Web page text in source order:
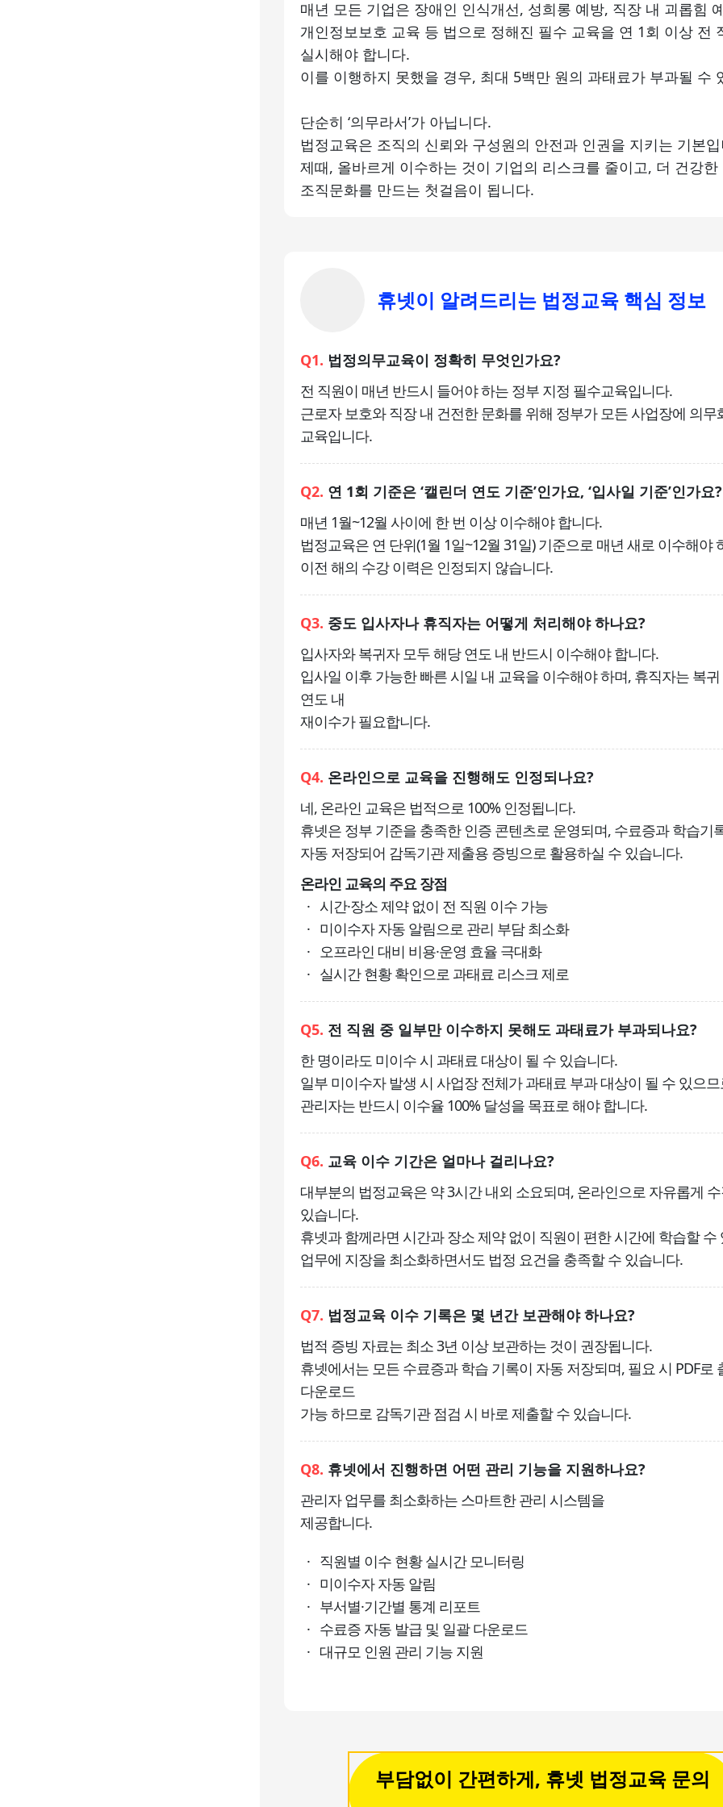
매년 모든 기업은 장애인 인식개선, 성희롱 예방, 직장 내 괴롭힘
개인정보보호 교육 등 법으로 정해진 필수 교육을 연 1회 이상 전
실시해야 합니다.
이를 이행하지 못했을 경우, 최대 5백만 원의 과태료가 부과될 수
단순히 ‘의무라서’가 아닙니다.
법정교육은 조직의 신뢰와 구성원의 안전과 인권을 지키는 기본
제때, 올바르게 이수하는 것이 기업의 리스크를 줄이고, 더 건강한
조직문화를 만드는 첫걸음이 됩니다.
휴넷이 알려드리는 법정교육 핵심 정보
Q1. 법정의무교육이 정확히 무엇인가요?
전 직원이 매년 반드시 들어야 하는 정부 지정 필수교육입니다.
근로자 보호와 직장 내 건전한 문화를 위해 정부가 모든 사업장에 의무
교육입니다.
Q2. 연 1회 기준은 ‘캘린더 연도 기준’인가요, ‘입사일 기준’인가요?
매년 1월~12월 사이에 한 번 이상 이수해야 합니다.
법정교육은 연 단위(1월 1일~12월 31일) 기준으로 매년 새로 이수해야
이전 해의 수강 이력은 인정되지 않습니다.
Q3. 중도 입사자나 휴직자는 어떻게 처리해야 하나요?
입사자와 복귀자 모두 해당 연도 내 반드시 이수해야 합니다.
입사일 이후 가능한 빠른 시일 내 교육을 이수해야 하며, 휴직자는 복
연도 내
재이수가 필요합니다.
Q4. 온라인으로 교육을 진행해도 인정되나요?
네, 온라인 교육은 법적으로 100% 인정됩니다.
휴넷은 정부 기준을 충족한 인증 콘텐츠로 운영되며, 수료증과 학습기
자동 저장되어 감독기관 제출용 증빙으로 활용하실 수 있습니다.
온라인 교육의 주요 장점
· 시간·장소 제약 없이 전 직원 이수 가능
· 미이수자 자동 알림으로 관리 부담 최소화
· 오프라인 대비 비용·운영 효율 극대화
· 실시간 현황 확인으로 과태료 리스크 제로
Q5. 전 직원 중 일부만 이수하지 못해도 과태료가 부과되나요?
한 명이라도 미이수 시 과태료 대상이 될 수 있습니다.
일부 미이수자 발생 시 사업장 전체가 과태료 부과 대상이 될 수 있으므
관리자는 반드시 이수율 100% 달성을 목표로 해야 합니다.
Q6. 교육 이수 기간은 얼마나 걸리나요?
대부분의 법정교육은 약 3시간 내외 소요되며, 온라인으로 자유롭게
있습니다.
휴넷과 함께라면 시간과 장소 제약 없이 직원이 편한 시간에 학습할 수
업무에 지장을 최소화하면서도 법정 요건을 충족할 수 있습니다.
Q7. 법정교육 이수 기록은 몇 년간 보관해야 하나요?
법적 증빙 자료는 최소 3년 이상 보관하는 것이 권장됩니다.
휴넷에서는 모든 수료증과 학습 기록이 자동 저장되며, 필요 시 PDF로
다운로드
가능 하므로 감독기관 점검 시 바로 제출할 수 있습니다.
Q8. 휴넷에서 진행하면 어떤 관리 기능을 지원하나요?
관리자 업무를 최소화하는 스마트한 관리 시스템을
제공합니다.
· 직원별 이수 현황 실시간 모니터링
· 미이수자 자동 알림
· 부서별·기간별 통계 리포트
· 수료증 자동 발급 및 일괄 다운로드
· 대규모 인원 관리 기능 지원
부담없이 간편하게, 휴넷 법정교육 문의